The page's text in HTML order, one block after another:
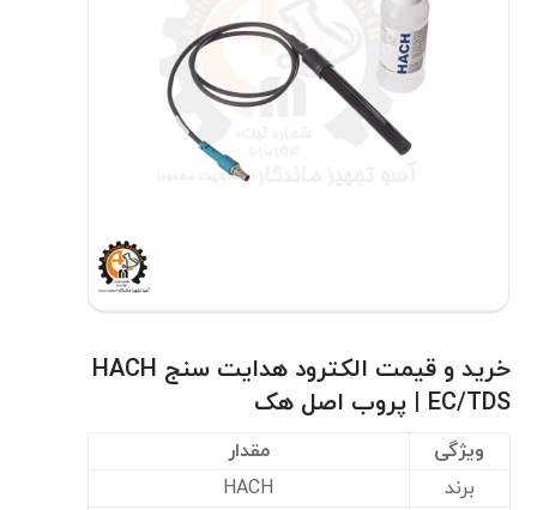
خرید و قیمت الکترود هدایت سنج HACH
EC/TDS | پروب اصل هک
ویژگی
مقدار
برند
HACH